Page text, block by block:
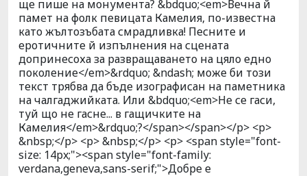
ще пише на монумента? &bdquo;<em>Вечна й
памет на фолк певицата Камелия, по-известна
като жълтозъбата смрадливка! Песните и
еротичните й изпълнения на сцената
допринесоха за развращаването на цяло едно
поколение</em>&rdquo; &ndash; може би този
текст трябва да бъде изографисан на паметника
на чалгаджийката. Или &bdquo;<em>Не се гаси,
туй що не гасне... в гащичките на
Камелия</em>&rdquo;?</span></span></p> <p>
&nbsp;</p> <p> &nbsp;</p> <p> <span style="font-
size: 14px;"><span style="font-family:
verdana,geneva,sans-serif;">Добре е